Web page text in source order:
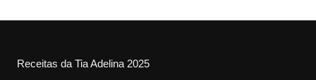
Receitas da Tia Adelina 2025